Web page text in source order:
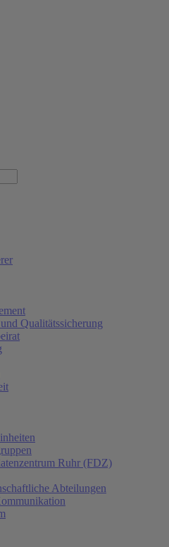
Qualitätssicherung
Ruhr (FDZ)
Abteilungen